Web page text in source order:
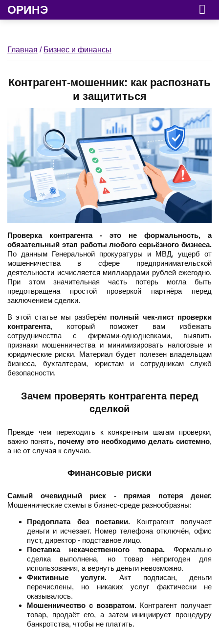
ОРИНЭ
Главная / Бизнес и финансы
Контрагент-мошенник: как распознать
и защититься
Проверка контрагента - это не формальность, а
обязательный этап работы любого серьёзного бизнеса.
По данным Генеральной прокуратуры и МВД, ущерб от
мошенничества в сфере предпринимательской
деятельности исчисляется миллиардами рублей ежегодно.
При этом значительная часть потерь могла быть
предотвращена простой проверкой партнёра перед
заключением сделки.
В этой статье мы разберём полный чек-лист проверки
контрагента, который поможет вам избежать
сотрудничества с фирмами-однодневками, выявить
признаки мошенничества и минимизировать налоговые и
юридические риски. Материал будет полезен владельцам
бизнеса, бухгалтерам, юристам и сотрудникам служб
безопасности.
Зачем проверять контрагента перед
сделкой
Прежде чем переходить к конкретным шагам проверки,
важно понять, почему это необходимо делать системно,
а не от случая к случаю.
Финансовые риски
Самый очевидный риск - прямая потеря денег.
Мошеннические схемы в бизнес-среде разнообразны:
Предоплата без поставки. Контрагент получает
деньги и исчезает. Номер телефона отключён, офис
пуст, директор - подставное лицо.
Поставка некачественного товара. Формально
сделка выполнена, но товар непригоден для
использования, а вернуть деньги невозможно.
Фиктивные услуги. Акт подписан, деньги
перечислены, но никаких услуг фактически не
оказывалось.
Мошенничество с возвратом. Контрагент получает
товар, продаёт его, а затем инициирует процедуру
банкротства, чтобы не платить.